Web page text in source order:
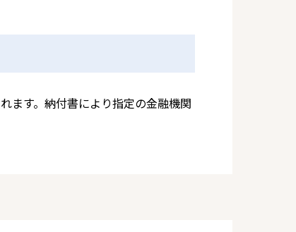
ます。納付書により指定の金融機関